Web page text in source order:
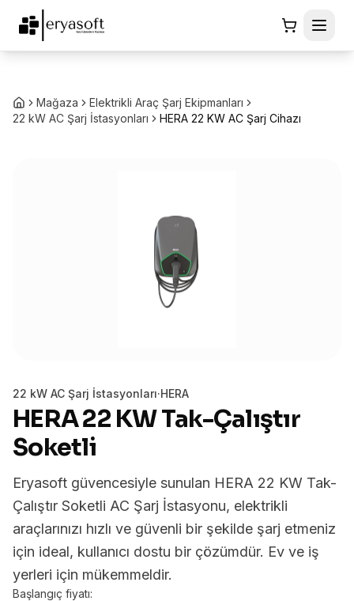
Mağaza
Elektrikli Araç Şarj Ekipmanları
22 kW AC Şarj İstasyonları
HERA 22 KW AC Şarj Cihazı
22 kW AC Şarj İstasyonları·HERA
HERA 22 KW Tak-Çalıştır
Soketli
Eryasoft güvencesiyle sunulan HERA 22 KW Tak-
Çalıştır Soketli AC Şarj İstasyonu, elektrikli
araçlarınızı hızlı ve güvenli bir şekilde şarj etmeniz
için ideal, kullanıcı dostu bir çözümdür. Ev ve iş
yerleri için mükemmeldir.
Başlangıç fiyatı: